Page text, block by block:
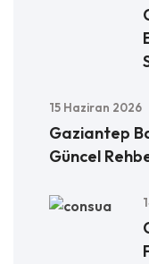
15 Haziran 2026
Gaziantep
Güncel